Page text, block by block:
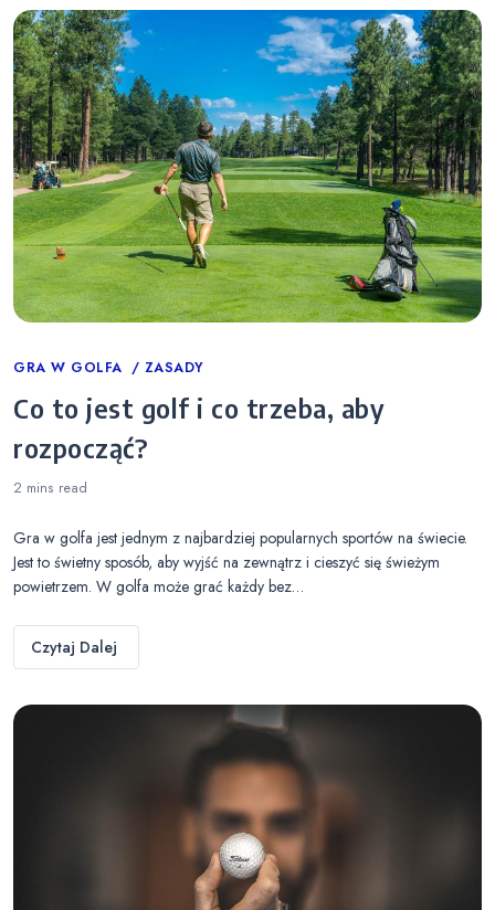
Categories
GRA W GOLFA ZASADY
Co to jest golf i co trzeba, aby
rozpocząć?
2 mins read
Gra w golfa jest jednym z najbardziej popularnych sportów na świecie.
Jest to świetny sposób, aby wyjść na zewnątrz i cieszyć się świeżym
powietrzem. W golfa może grać każdy bez…
Czytaj Dalej